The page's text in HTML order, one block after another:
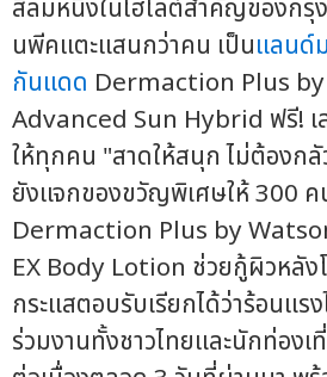
สีลมหนึ่งในไฮไลต์สำคัญของกรุ
นพีคแตะแสนกว่าคน เป็นแลนด์
กันแดด Dermaction Plus
Advanced Sun Hybrid ฟรี! เ
ให้ทุกคน "สาดให้สนุก ไม่ต้องก
ยังแจกของขวัญพิเศษให้ 300
Dermaction Plus by
EX Body Lotion ช่วยกู้ผิวหลั
กระแสตอบรับเรียกได้ว่าร้อนแร
ร่วมงานทั้งชาวไทยและนักท่องเ